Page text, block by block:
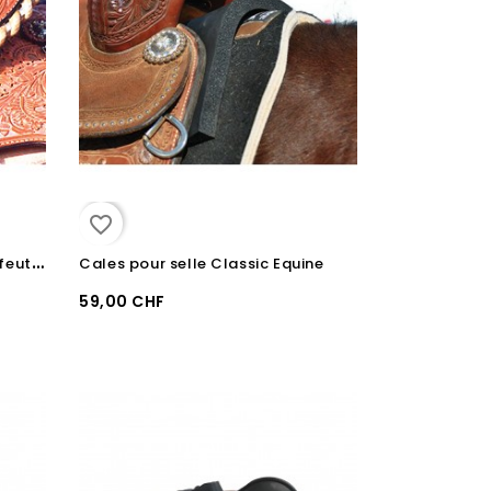
R
éducteur de siège en cuir et feutre Martin Saddlery
favorite_border
Cales pour selle Classic Equine
59,00 CHF